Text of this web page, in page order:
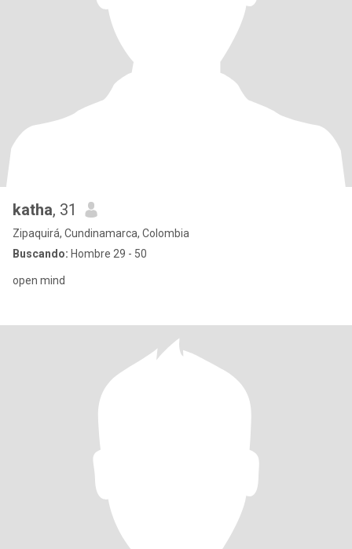
katha, 31
Zipaquirá, Cundinamarca, Colombia
Buscando: Hombre 29 - 50
open mind